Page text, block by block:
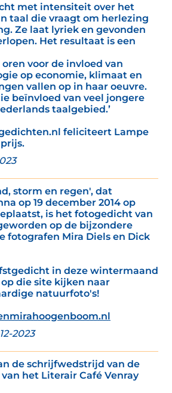
met intensiteit over het
taal die vraagt om herlezing
Ze laat lyriek en gevonden
Het resultaat is een
voor de invloed van
op economie, klimaat en
vallen op in haar oeuvre.
beïnvloed van veel jongere
taalgebied.’
feliciteert Lampe
storm en regen', dat
op 19 december 2014 op
is het fotogedicht van
op de bijzondere
fotografen Mira Diels en Dick
in deze wintermaand
die site kijken naar
natuurfoto's!
2023
de schrijfwedstrijd van de
van het Literair Café Venray